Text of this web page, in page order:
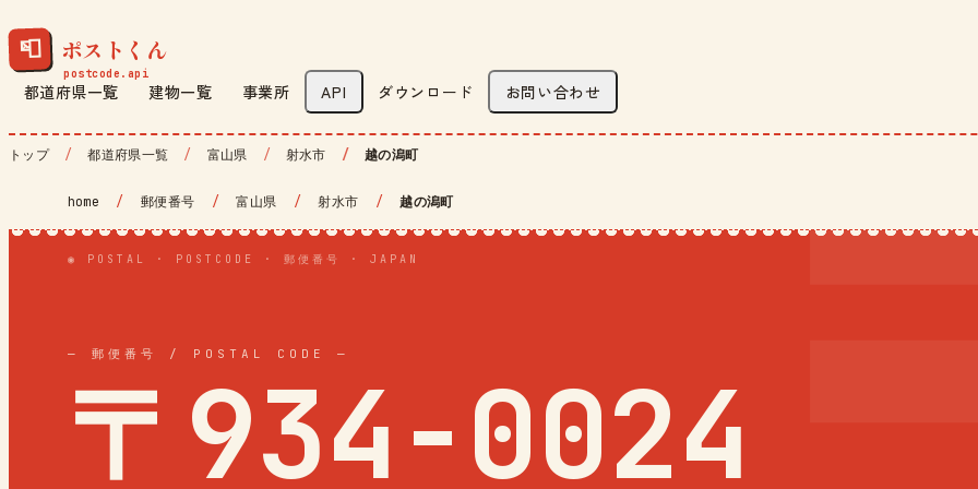
📮 ポストくん
都道府県一覧 建物一覧 事業所 API ダウンロード お問い合わせ
トップ 都道府県一覧 富山県 射水市 越の潟町
home / 郵便番号 / 富山県 / 射水市 / 越の潟町
◉ POSTAL · POSTCODE · 郵便番号 · JAPAN
— 郵便番号 / POSTAL CODE —
〒934-0024